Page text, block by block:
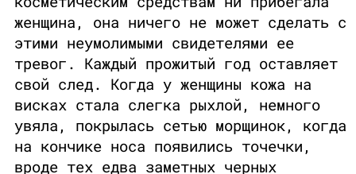
женщина, она ничего не может сделать с
этими неумолимыми свидетелями ее
тревог. Каждый прожитый год оставляет
свой след. Когда у женщины кожа на
висках стала слегка рыхлой, немного
увяла, покрылась сетью морщинок, когда
на кончике носа появились точечки,
вроде тех едва заметных черных